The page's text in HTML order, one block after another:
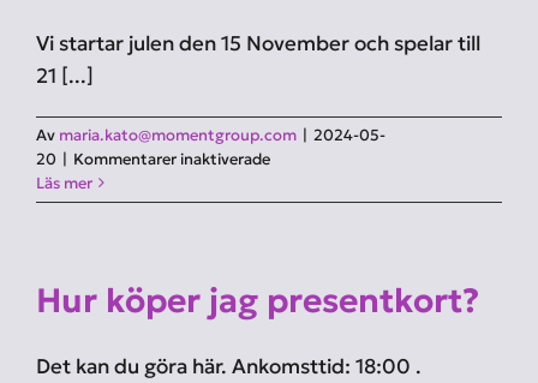
Vi startar julen den 15 November och spelar till
21 [...]
Av maria.kato@momentgroup.com | 2024-05-
20 | Kommentarer inaktiveradeför
börjar
Stockholm?
Läs mer
Hur köper jag presentkort?
Det kan du göra här. Ankomsttid: 18:00 .